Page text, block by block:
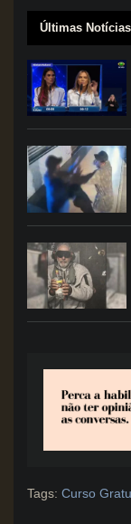
Últimas Notícias
Tags: Curso